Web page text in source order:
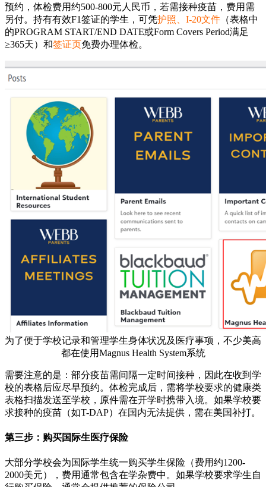
预约，体检费用约500-800元人民币，若需接种疫苗，费用需
另付。持有有效F1签证的学生，可凭护照、I-20文件 （表格中
的PROGRAM START/END DATE或Form Covers Period满足
≥365天）和签证页免费办理体检。
为了便于学校记录和管理学生身体状况及医疗事项，不少美高
都在使用Magnus Health System系统
需要注意的是：部分疫苗需间隔一定时间接种，因此在收到学
校的表格后应尽早预约。体检完成后，需将学校要求的健康类
表格扫描发送至学校，原件需在开学时携带入境。如果学校要
求接种的疫苗（如T-DAP）在国内无法提供，需在美国补打。
第三步：购买国际生医疗保险
大部分学校会为国际学生统一购买学生保险（费用约1200-
2000美元），费用通常包含在学杂费中。如果学校要求学生自